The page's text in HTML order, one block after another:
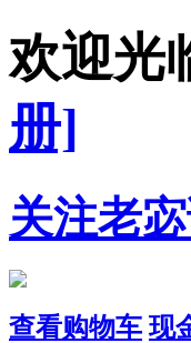
欢迎光
册]
关注老
查看购物车 现